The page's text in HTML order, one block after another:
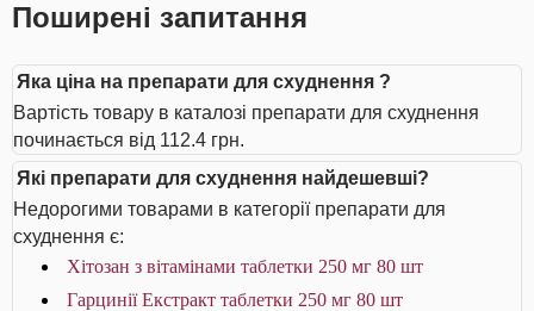
Поширені запитання
Яка ціна на препарати для схуднення ?
Вартість товару в каталозі препарати для схуднення
починається від 112.4 грн.
Які препарати для схуднення найдешевші?
Недорогими товарами в категорії препарати для
схуднення є:
Хітозан з вітамінами таблетки 250 мг 80 шт
Гарцинії Екстракт таблетки 250 мг 80 шт